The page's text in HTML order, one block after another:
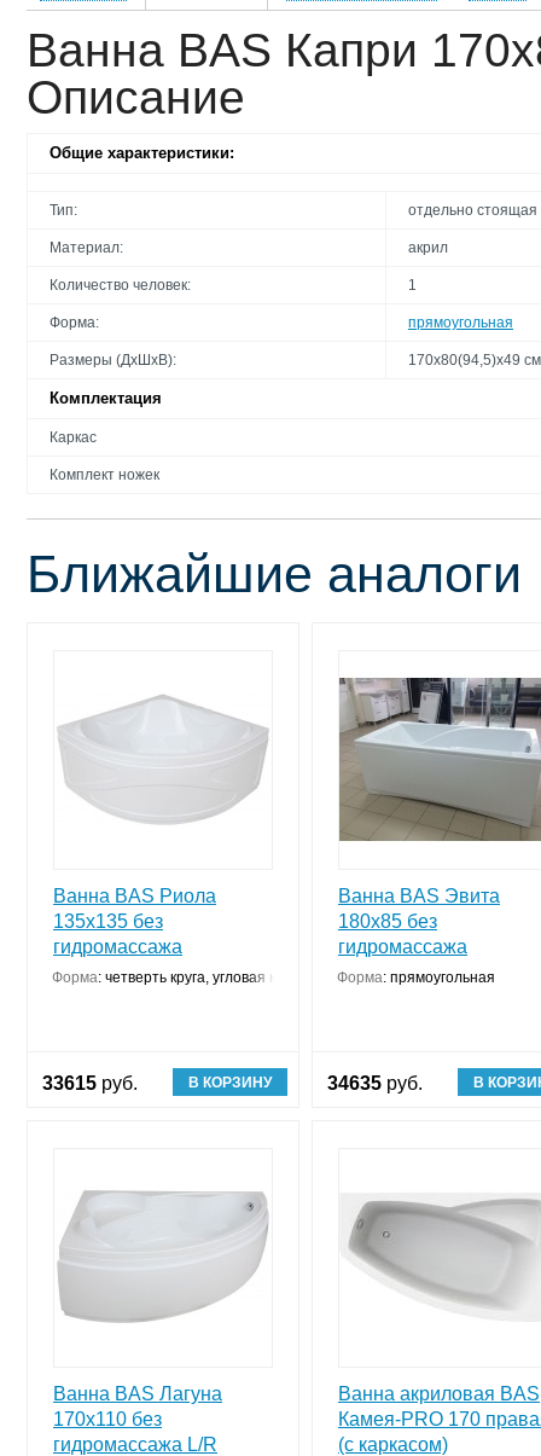
Ванна BAS Капри
Описание
Общие характеристики:
Тип: отдельно стоящая
Материал: акрил
Количество человек: 1
Форма: прямоугольная
Размеры (ДхШхВ): 170х80(94,5)х49 см
Комплектация
Каркас
Комплект ножек
Ближайшие аналоги
Ванна BAS Риола
135x135 без
гидромассажа
Форма: четверть круга, угловая конструкция
33615 руб. В КОРЗИНУ
Ванна BAS Эвита
180х85 без
гидромассажа
Форма: прямоугольная
34635 руб. В
Ванна BAS Лагуна
170x110 без
гидромассажа L/R
Ванна акриловая BAS
Камея-PRO 170
(с каркасом)